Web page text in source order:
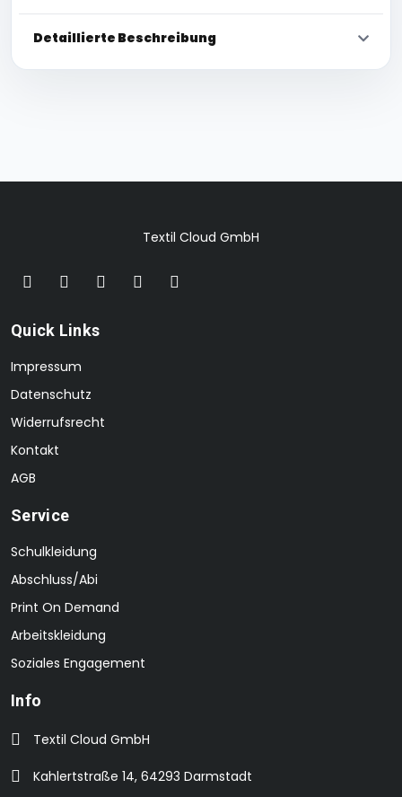
Detaillierte Beschreibung
Textil Cloud GmbH
Quick Links
Impressum
Datenschutz
Widerrufsrecht
Kontakt
AGB
Service
Schulkleidung
Abschluss/Abi
Print On Demand
Arbeitskleidung
Soziales Engagement
Info
Textil Cloud GmbH
Kahlertstraße 14, 64293 Darmstadt